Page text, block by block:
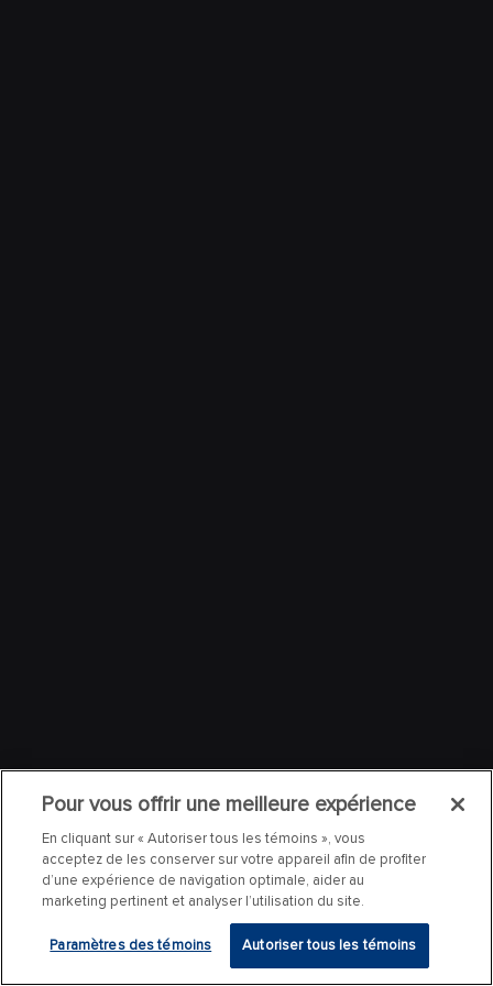
Pour vous offrir une meilleure expérience
En cliquant sur « Autoriser tous les témoins », vous
acceptez de les conserver sur votre appareil afin de profiter
d’une expérience de navigation optimale, aider au
marketing pertinent et analyser l’utilisation du site.
Paramètres des témoins Autoriser tous les témoins